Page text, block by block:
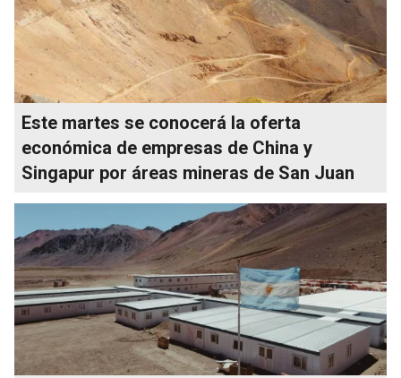
Este martes se conocerá la oferta
económica de empresas de China y
Singapur por áreas mineras de San Juan